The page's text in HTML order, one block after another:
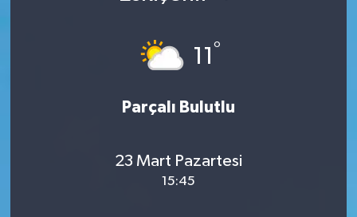
11°
Parçalı Bulutlu
23 Mart Pazartesi
15:45